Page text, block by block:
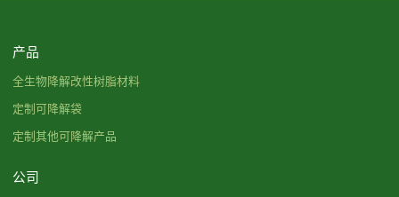
产品
全生物降解改性树脂材料
定制可降解袋
定制其他可降解产品
公司